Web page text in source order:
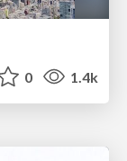
0 1.4k